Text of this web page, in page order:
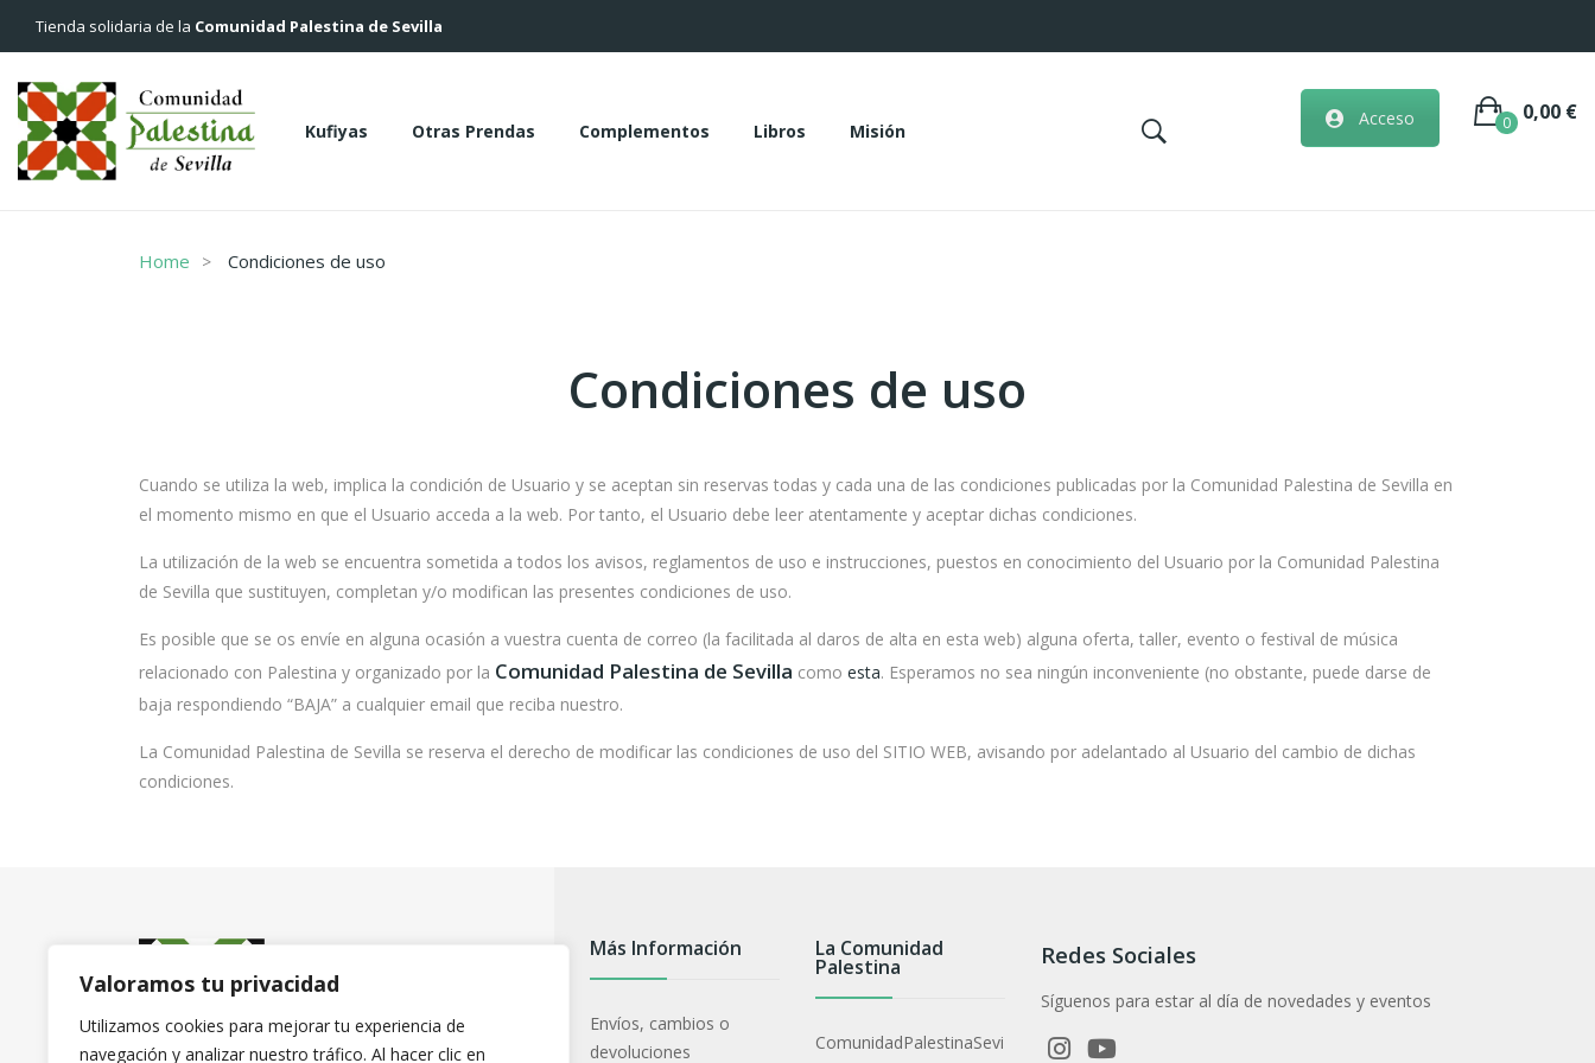
Valoramos tu privacidad
Utilizamos cookies para mejorar tu experiencia de
navegación y analizar nuestro tráfico. Al hacer clic en
Tienda solidaria de la Comunidad Palestina de Sevilla
Kufiyas Otras Prendas Complementos Libros Misión
Acceso 0 0,00 €
Kufiyas
Home Condiciones de uso
Condiciones de uso
Cuando se utiliza la web, implica la condición de Usuario y se aceptan sin reservas todas y cada una de las condiciones publicadas por la Comunidad Palestina de Sevilla en
el momento mismo en que el Usuario acceda a la web. Por tanto, el Usuario debe leer atentamente y aceptar dichas condiciones.
La utilización de la web se encuentra sometida a todos los avisos, reglamentos de uso e instrucciones, puestos en conocimiento del Usuario por la Comunidad Palestina
de Sevilla que sustituyen, completan y/o modifican las presentes condiciones de uso.
Es posible que se os envíe en alguna ocasión a vuestra cuenta de correo (la facilitada al daros de alta en esta web) alguna oferta, taller, evento o festival de música
relacionado con Palestina y organizado por la Comunidad Palestina de Sevilla como esta. Esperamos no sea ningún inconveniente (no obstante, puede darse de
baja respondiendo “BAJA” a cualquier email que reciba nuestro.
La Comunidad Palestina de Sevilla se reserva el derecho de modificar las condiciones de uso del SITIO WEB, avisando por adelantado al Usuario del cambio de dichas
condiciones.
Más Información
Envíos, cambios o
devoluciones
La Comunidad
Palestina
ComunidadPalestinaSevi
Redes Sociales
Síguenos para estar al día de novedades y eventos